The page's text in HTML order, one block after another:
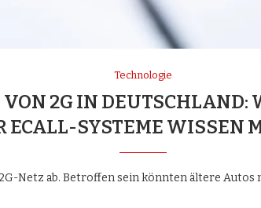
Technologie
2G IN DEUTSCHLAND:
ECALL-SYSTEME WISSEN
Netz ab. Betroffen sein könnten ältere Autos